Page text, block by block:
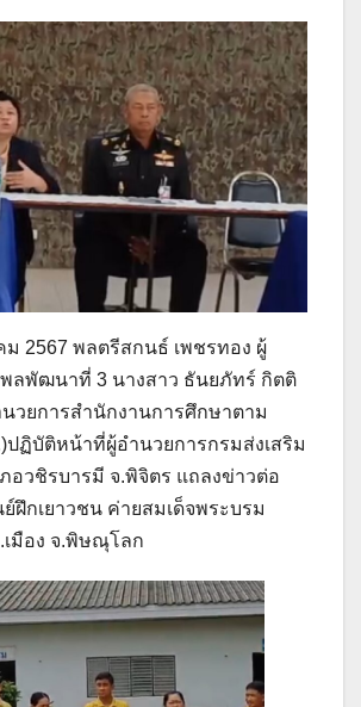
ม 2567 พลตรีสกนธ์ เพชรทอง ผู้
ลพัฒนาที่ 3 นางสาว ธันยภัทร์ กิตติ
วยการสำนักงานการศึกษาตาม
ปฏิบัติหน้าที่ผู้อำนวยการกรมส่งเสริม
ภอวชิรบารมี จ.พิจิตร แถลงข่าวต่อ
ฝึกเยาวชน ค่ายสมเด็จพระบรม
เมือง จ.พิษณุโลก